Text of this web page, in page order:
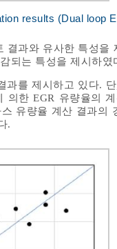
results (Dual loop
결과와 유사한 특성
되는 특성을 제시하였
과를 제시하고 있다.
의한 EGR 유량율의
유량율 계산 결과
.